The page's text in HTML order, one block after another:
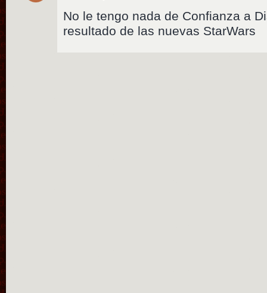
No le tengo nada de Confianza a
resultado de las nuevas StarWars